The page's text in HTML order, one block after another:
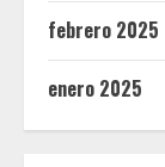
febrero 2025
enero 2025